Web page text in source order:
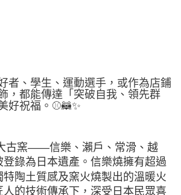
者、學生、運動選手，或作為店鋪
，都能傳達「突破自我、領先群
好祝福。⚾🦝✨
古窯——信樂、瀨戶、常滑、越
錄為日本遺產。信樂燒擁有超過
陶土質感及窯火燒製出的溫暖火
的技術傳承下，深受日本民眾喜